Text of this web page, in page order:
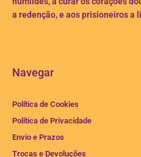
a redenção, e aos prisioneiros a
Navegar
Política de Cookies
Política de Privacidade
Envio e Prazos
Trocas e Devoluções